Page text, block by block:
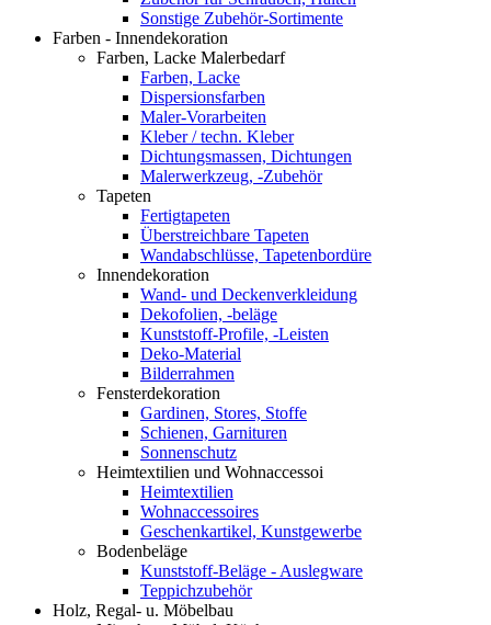
Sonstige Zubehör-Sortimente
Farben - Innendekoration
Farben, Lacke Malerbedarf
Farben, Lacke
Dispersionsfarben
Maler-Vorarbeiten
Kleber / techn. Kleber
Dichtungsmassen, Dichtungen
Malerwerkzeug, -Zubehör
Tapeten
Fertigtapeten
Überstreichbare Tapeten
Wandabschlüsse, Tapetenbordüre
Innendekoration
Wand- und Deckenverkleidung
Dekofolien, -beläge
Kunststoff-Profile, -Leisten
Deko-Material
Bilderrahmen
Fensterdekoration
Gardinen, Stores, Stoffe
Schienen, Garnituren
Sonnenschutz
Heimtextilien und Wohnaccessoi
Heimtextilien
Wohnaccessoires
Geschenkartikel, Kunstgewerbe
Bodenbeläge
Kunststoff-Beläge - Auslegware
Teppichzubehör
Holz, Regal- u. Möbelbau